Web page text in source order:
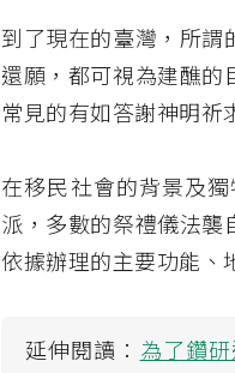
到了現在的臺灣，所
還願，都可視為建醮的
常見的有如答謝神明祈
在移民社會的背景及
派，多數的祭禮儀法
依據辦理的主要功能、
延伸閱讀： 為了鑽